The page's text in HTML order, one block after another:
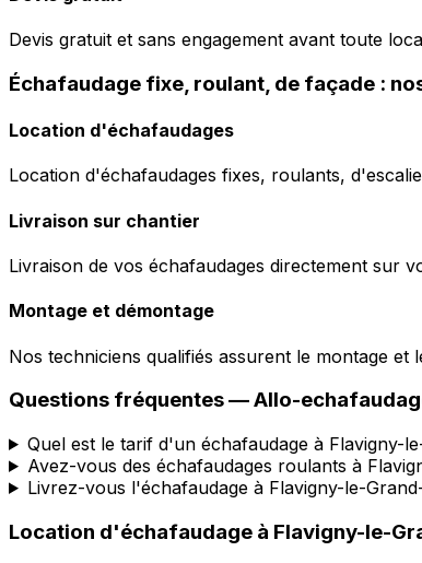
Devis gratuit et sans engagement avant toute
Échafaudage fixe, roulant, de façade :
Location d'échafaudages
Location d'échafaudages fixes, roulants,
Livraison sur chantier
Livraison de vos échafaudages directement sur
Montage et démontage
Nos techniciens qualifiés assurent le montage
Questions fréquentes —Allo-
Quel est le tarif d'un échafaudage à Flavigny-
Avez-vous des échafaudages roulants à
Livrez-vous l'échafaudage à Flavigny-le-
Location d'échafaudage à Flavigny-le-